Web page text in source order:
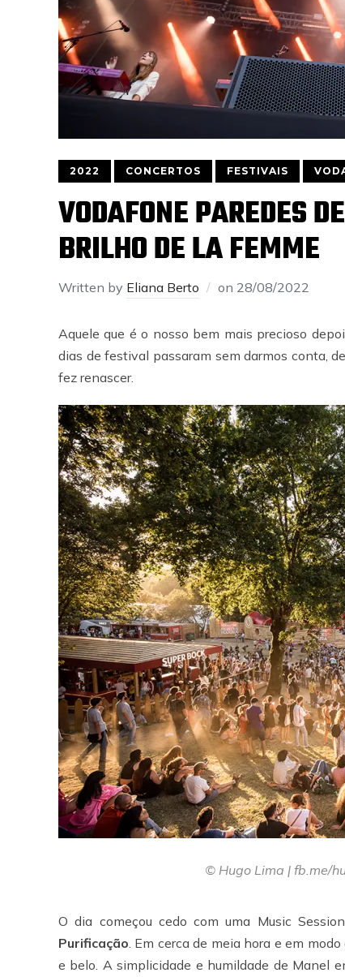
2022 CONCERTOS FESTIVAIS
VODAFONE PAREDES
BRILHO DE LA FEMME
Written by Eliana Berto on 28/08/2022
Aquele que é o nosso bem mais precioso
dias de festival passaram sem darmos conta,
fez renascer.
© Hugo Lima | fb.me/
O dia começou cedo com uma Music
Purificação . Em cerca de meia hora e em
e belo. A simplicidade e humildade de Manel